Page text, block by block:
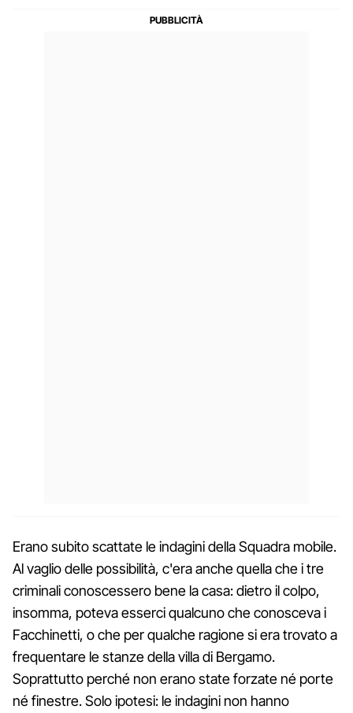
Erano subito scattate le indagini della Squadra mobile.
Al vaglio delle possibilità, c'era anche quella che i tre
criminali conoscessero bene la casa: dietro il colpo,
insomma, poteva esserci qualcuno che conosceva i
Facchinetti, o che per qualche ragione si era trovato a
frequentare le stanze della villa di Bergamo.
Soprattutto perché non erano state forzate né porte
né finestre. Solo ipotesi: le indagini non hanno